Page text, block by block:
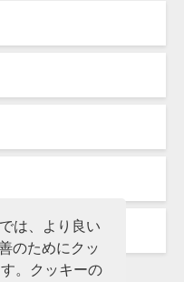
は、より良い
のためにクッ
。クッキーの